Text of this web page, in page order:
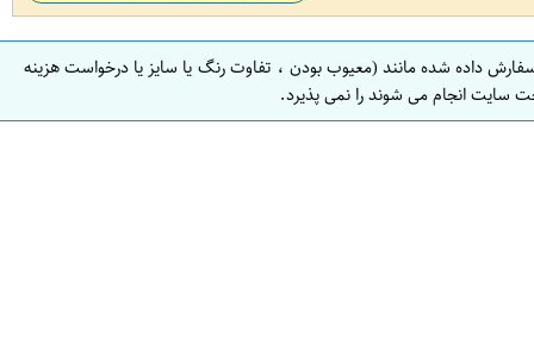
داده شده مانند (معیوب بودن ، تفاوت رنگ یا سایز یا درخواست هزینه
سایت انجام می شوند را نمی پذیرد.